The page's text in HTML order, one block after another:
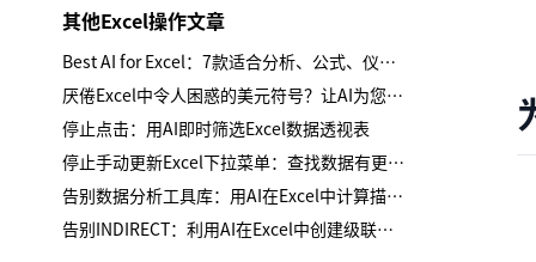
其他Excel操作文章
Best AI for Excel：7款适合分析、公式、仪表板与报告的工具
厌倦Excel中令人困惑的美元符号？让AI为您处理混合引用
停止点击：用AI即时筛选Excel数据透视表
停止手动更新Excel下拉菜单：查找数据有更智能的方法
告别数据分析工具库：用AI在Excel中计算描述性统计
告别INDIRECT：利用AI在Excel中创建级联下拉列表